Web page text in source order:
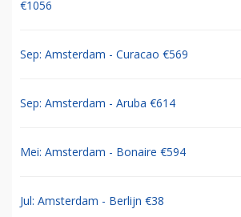
€1056
Sep: Amsterdam - Curacao €569
Sep: Amsterdam - Aruba €614
Mei: Amsterdam - Bonaire €594
Jul: Amsterdam - Berlijn €38